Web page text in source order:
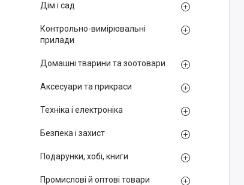
Дім і сад
Контрольно-вимірювальні
прилади
Домашні тварини та зоотовари
Аксесуари та прикраси
Техніка і електроніка
Безпека і захист
Подарунки, хобі, книги
Промислові й оптові товари